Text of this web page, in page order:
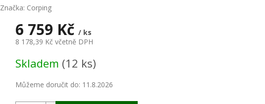
Značka: Corping
6 759 Kč / ks
8 178,39 Kč včetně DPH
cena:
Skladem (12 ks)
Můžeme doručit do: 11.8.2026